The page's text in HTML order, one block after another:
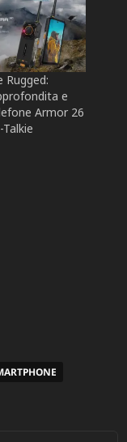
Rugged:
e
Armor 26